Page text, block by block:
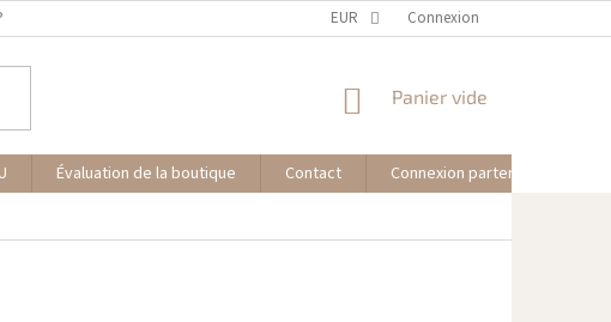
EUR Connexion
PANIER
Panier vide
Évaluation de la boutique Contact
Connexion partenaire affilié